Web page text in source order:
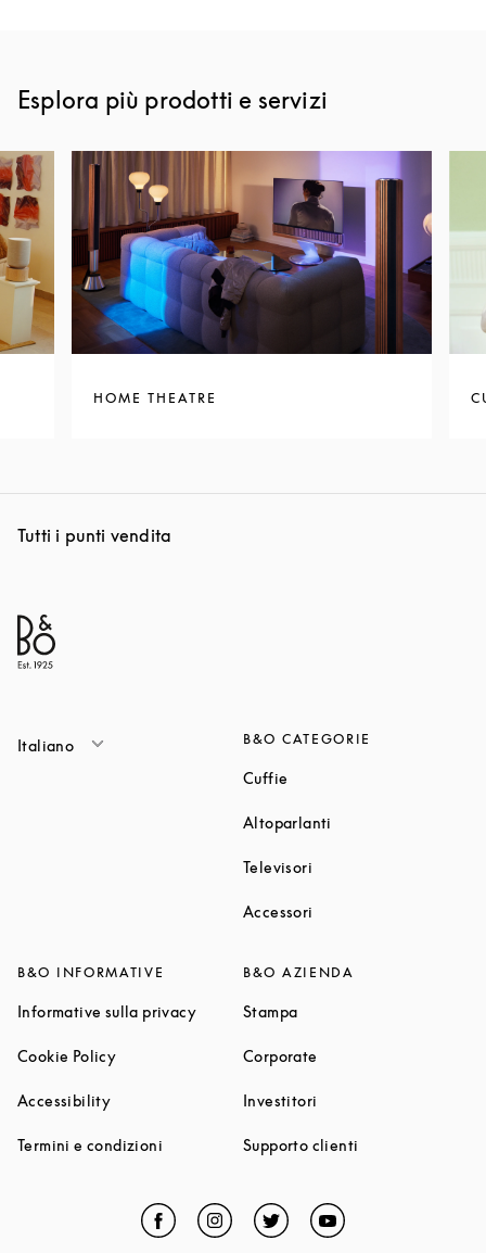
Esplora più prodotti e servizi
HOME THEATRE
Tutti i punti vendita
Italiano B&O CATEGORIE
Cuffie
Altoparlanti
Televisori
Accessori
B&O INFORMATIVE
Informative sulla privacyLink Opens in New Tab
Cookie PolicyLink Opens in New Tab
AccessibilityLink Opens in New Tab
Termini e condizioni Link Opens in New Tab
B&O AZIENDA
StampaLink Opens in New Tab
Corporate
Investitori
Supporto clienti
Facebook
Link Opens in New Tab
Instagram
Link Opens in New Tab
TwitterLink Opens in New Tab
YouTubeLink Opens in